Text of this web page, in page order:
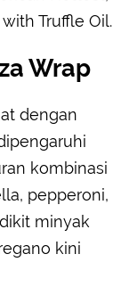
Truffle Oil.
Wrap
dengan
kombinasi
pepperoni,
minyak
kini